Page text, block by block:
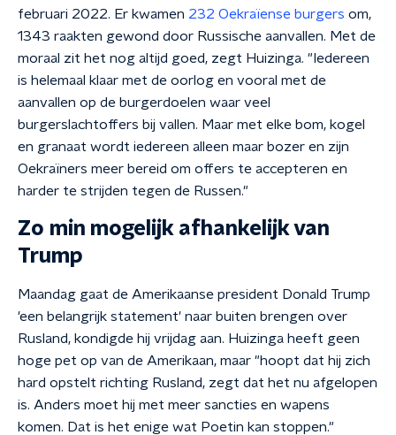
februari 2022. Er kwamen 232 Oekraïense burgers om,
1343 raakten gewond door Russische aanvallen. Met de
moraal zit het nog altijd goed, zegt Huizinga. "Iedereen
is helemaal klaar met de oorlog en vooral met de
aanvallen op de burgerdoelen waar veel
burgerslachtoffers bij vallen. Maar met elke bom, kogel
en granaat wordt iedereen alleen maar bozer en zijn
Oekraïners meer bereid om offers te accepteren en
harder te strijden tegen de Russen."
Zo min mogelijk afhankelijk van
Trump
Maandag gaat de Amerikaanse president Donald Trump
'een belangrijk statement' naar buiten brengen over
Rusland, kondigde hij vrijdag aan. Huizinga heeft geen
hoge pet op van de Amerikaan, maar "hoopt dat hij zich
hard opstelt richting Rusland, zegt dat het nu afgelopen
is. Anders moet hij met meer sancties en wapens
komen. Dat is het enige wat Poetin kan stoppen."